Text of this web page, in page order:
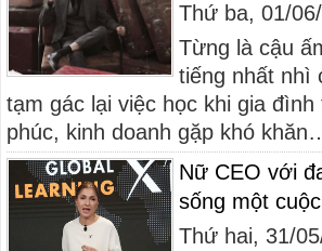
Thứ ba, 01/
Từng là cậu
tiếng nhất nhì
tạm gác lại việc học khi gia
phúc, kinh doanh gặp khó
Nữ CEO với
sống một
Thứ hai, 31/